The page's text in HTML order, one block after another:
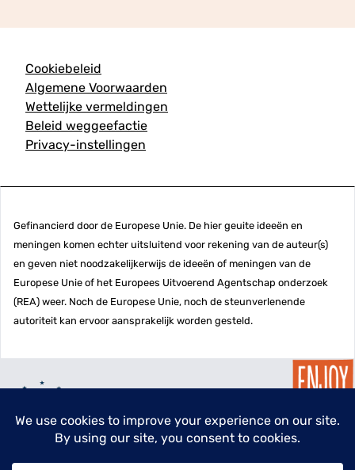
Cookiebeleid
Algemene Voorwaarden
Wettelijke vermeldingen
Beleid weggeefactie
Privacy-instellingen
Gefinancierd door de Europese Unie. De hier geuite ideeën en
meningen komen echter uitsluitend voor rekening van de auteur(s)
en geven niet noodzakelijkerwijs de ideeën of meningen van de
Europese Unie of het Europees Uitvoerend Agentschap onderzoek
(REA) weer. Noch de Europese Unie, noch de steunverlenende
autoriteit kan ervoor aansprakelijk worden gesteld.